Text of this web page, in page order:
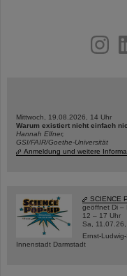
youtube
Mittwoch, 19.08.2026, 14 Uhr
Warum existiert nicht einfach
Hannah Elfner,
GSI/FAIR/Goethe-Universität
Anmeldung und weitere
SCIENCE
geöffnet Di –
12 – 17 Uhr
Sa,
Ernst-
Innenstadt Darmstadt